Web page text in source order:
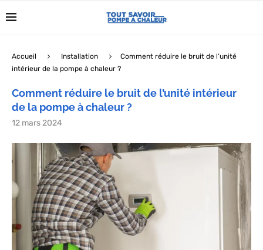
Accueil Installation
Comment réduire le bruit de l’unité
intérieur de la pompe à chaleur ?
Comment réduire le bruit de l’unité intérieur
de la pompe à chaleur ?
12 mars 2024